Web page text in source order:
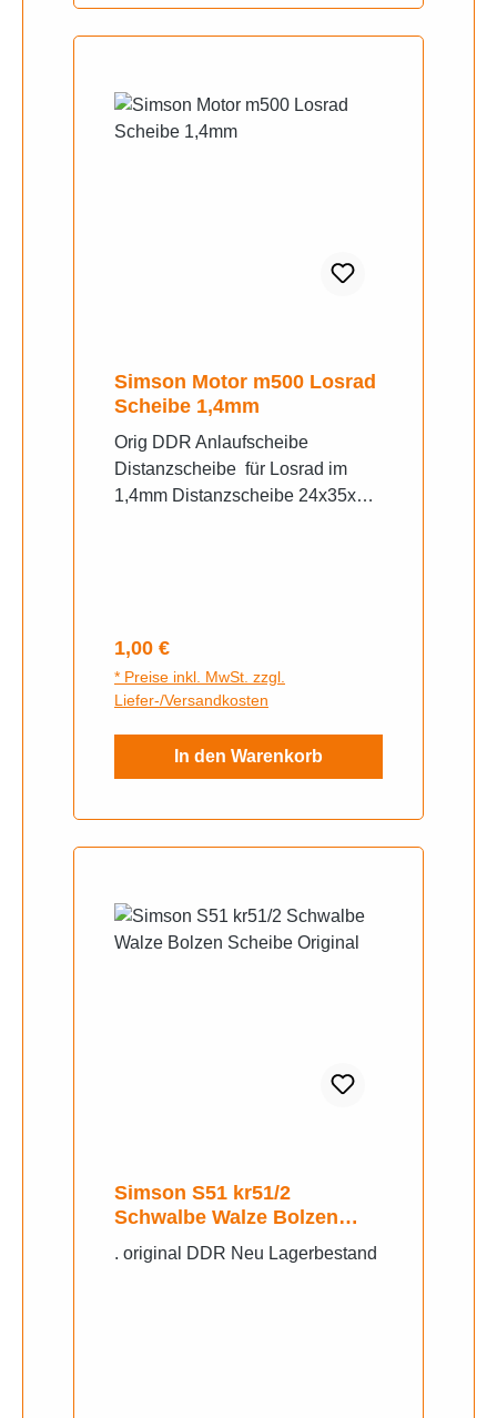
Simson Motor m500 Losrad
Scheibe 1,4mm
Orig DDR Anlaufscheibe
Distanzscheibe für Losrad im
1,4mm Distanzscheibe 24x35x1,4
Regulärer Preis:
1,00 €
* Preise inkl. MwSt. zzgl.
Liefer-/Versandkosten
In den Warenkorb
Simson S51 kr51/2
Schwalbe Walze Bolzen
Scheibe Original
. original DDR Neu Lagerbestand